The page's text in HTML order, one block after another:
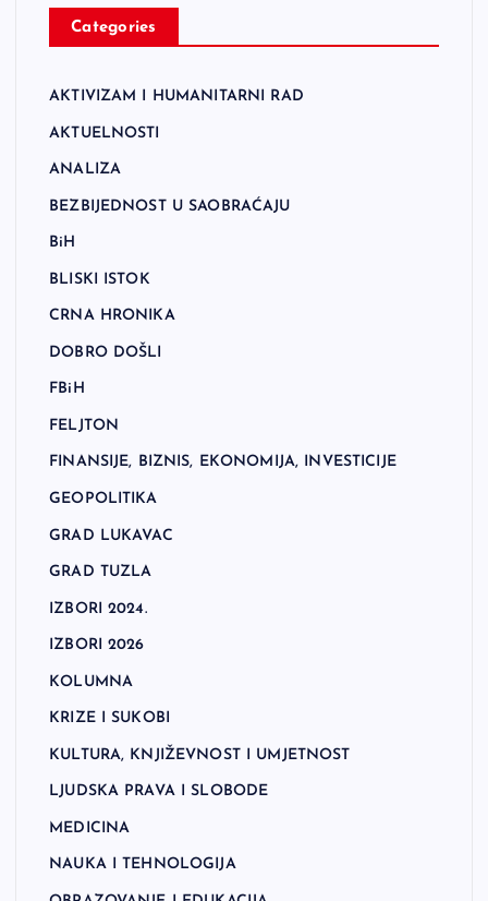
Categories
AKTIVIZAM I HUMANITARNI RAD
AKTUELNOSTI
ANALIZA
BEZBIJEDNOST U SAOBRAĆAJU
BiH
BLISKI ISTOK
CRNA HRONIKA
DOBRO DOŠLI
FBiH
FELJTON
FINANSIJE, BIZNIS, EKONOMIJA, INVESTICIJE
GEOPOLITIKA
GRAD LUKAVAC
GRAD TUZLA
IZBORI 2024.
IZBORI 2026
KOLUMNA
KRIZE I SUKOBI
KULTURA, KNJIŽEVNOST I UMJETNOST
LJUDSKA PRAVA I SLOBODE
MEDICINA
NAUKA I TEHNOLOGIJA